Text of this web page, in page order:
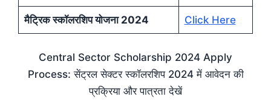
मैट्रिक स्कॉलरशिप योजना 2024 Click Here
Central Sector Scholarship 2024 Apply
Process: सेंट्रल सेक्टर स्कॉलरशिप 2024 में आवेदन की
प्रक्रिया और पात्रता देखें